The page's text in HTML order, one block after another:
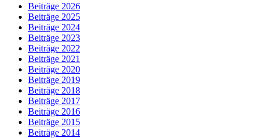
Beiträge 2026
Beiträge 2025
Beiträge 2024
Beiträge 2023
Beiträge 2022
Beiträge 2021
Beiträge 2020
Beiträge 2019
Beiträge 2018
Beiträge 2017
Beiträge 2016
Beiträge 2015
Beiträge 2014